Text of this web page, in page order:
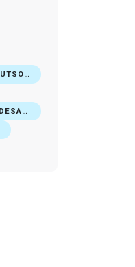
RECLUTAMIENTO Y OUTSOURCING DE PERSONAL
CONSEJOS PARA EL DESARROLLO PROFESIONAL